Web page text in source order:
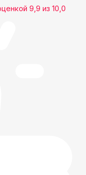
9,9 из 10,0